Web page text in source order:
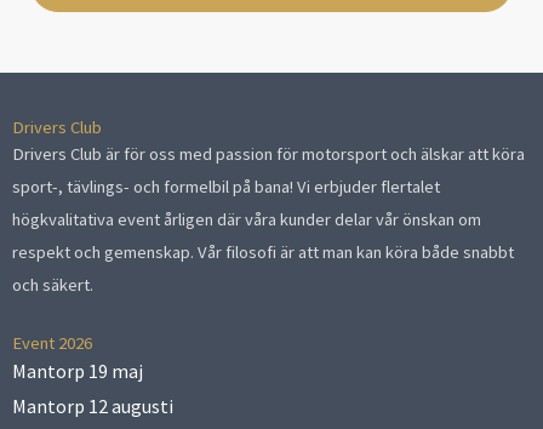
Drivers Club
Drivers Club är för oss med passion för motorsport och älskar att köra
sport-, tävlings- och formelbil på bana! Vi erbjuder flertalet
högkvalitativa event årligen där våra kunder delar vår önskan om
respekt och gemenskap. Vår filosofi är att man kan köra både snabbt
och säkert.
Event 2026
Mantorp 19 maj
Mantorp 12 augusti